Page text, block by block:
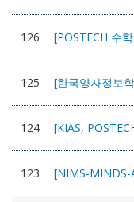
126
125
124
123